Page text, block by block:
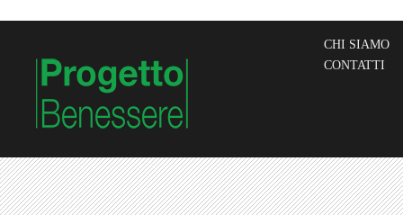
CHI SIAMO
CONTATTI